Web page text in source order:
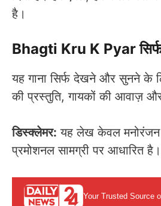
है।
Bhagti Kru K Pyar
यह गाना सिर्फ देखने और सुनने के
की प्रस्तुति, गायकों की आवाज़
डिस्क्लेमर: यह लेख केवल मनोरंजन
प्रमोशनल सामग्री पर आधारित है।
Your Trusted Source